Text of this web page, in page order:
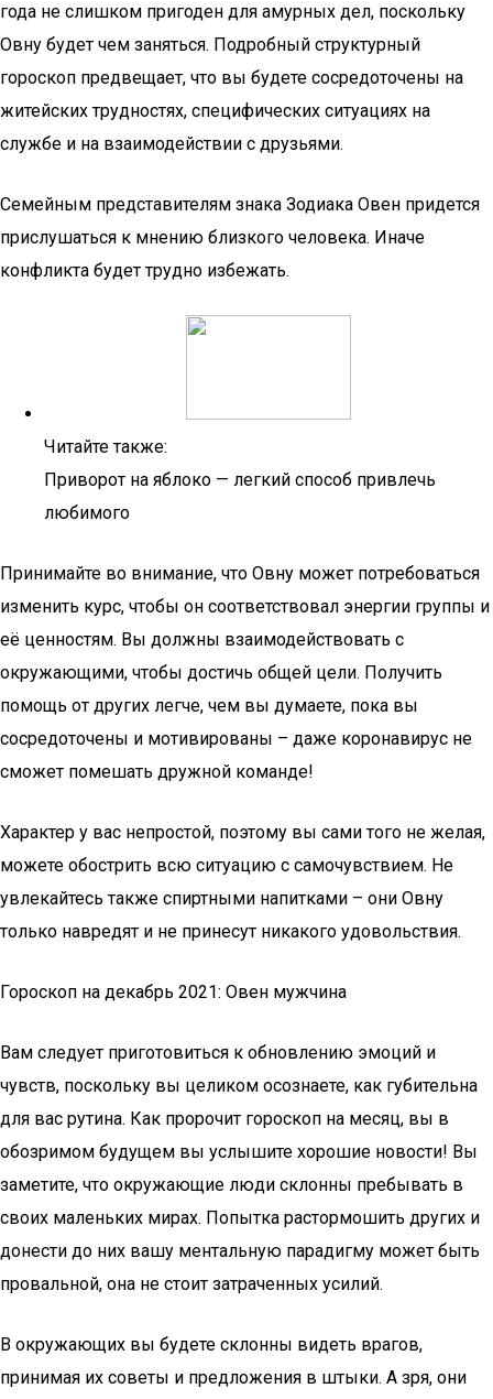
года не слишком пригоден для амурных дел, поскольку
Овну будет чем заняться. Подробный структурный
гороскоп предвещает, что вы будете сосредоточены на
житейских трудностях, специфических ситуациях на
службе и на взаимодействии с друзьями.
Семейным представителям знака Зодиака Овен придется
прислушаться к мнению близкого человека. Иначе
конфликта будет трудно избежать.
Читайте также:
Приворот на яблоко — легкий способ привлечь
любимого
Принимайте во внимание, что Овну может потребоваться
изменить курс, чтобы он соответствовал энергии группы и
её ценностям. Вы должны взаимодействовать с
окружающими, чтобы достичь общей цели. Получить
помощь от других легче, чем вы думаете, пока вы
сосредоточены и мотивированы – даже коронавирус не
сможет помешать дружной команде!
Характер у вас непростой, поэтому вы сами того не желая,
можете обострить всю ситуацию с самочувствием. Не
увлекайтесь также спиртными напитками – они Овну
только навредят и не принесут никакого удовольствия.
Гороскоп на декабрь 2021: Овен мужчина
Вам следует приготовиться к обновлению эмоций и
чувств, поскольку вы целиком осознаете, как губительна
для вас рутина. Как пророчит гороскоп на месяц, вы в
обозримом будущем вы услышите хорошие новости! Вы
заметите, что окружающие люди склонны пребывать в
своих маленьких мирах. Попытка растормошить других и
донести до них вашу ментальную парадигму может быть
провальной, она не стоит затраченных усилий.
В окружающих вы будете склонны видеть врагов,
принимая их советы и предложения в штыки. А зря, они